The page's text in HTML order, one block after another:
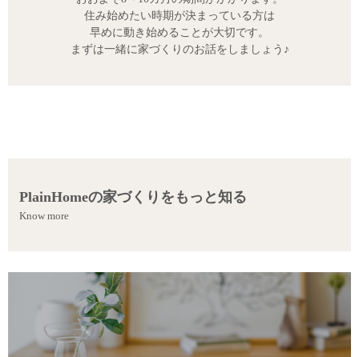
住み始めたい時期が決まっている方は
早めに動き始めることが大切です。
まずは一緒に家づくりのお話をしましょう♪
PlainHomeの家づくりをもっと知る
Know more